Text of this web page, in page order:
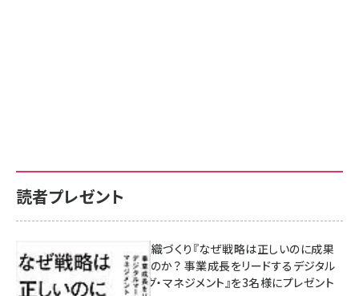
読者プレゼント
成果を生む組織づくり『なぜ戦略は正しいのに成果
があがらないのか？ 事業成長をリードするデジタル
マーケティング・マネジメント』を3名様にプレゼント